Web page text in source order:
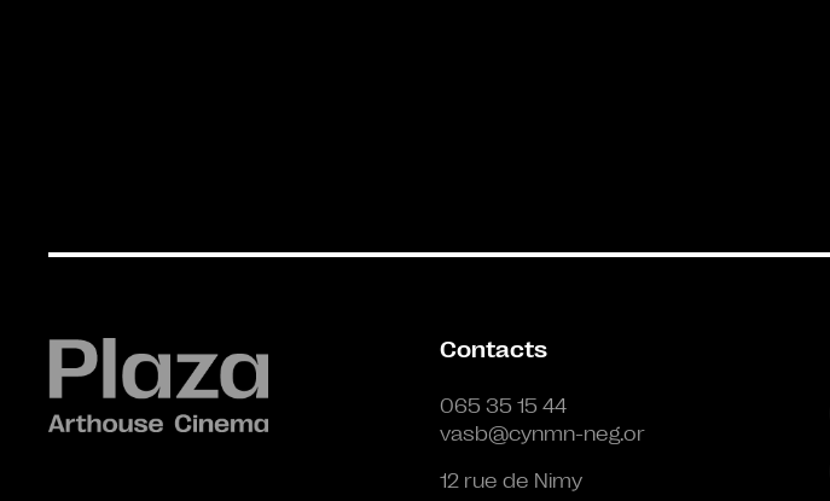
Contacts
065 35 15 44
vasb@cynmn-neg.or
12 rue de Nimy